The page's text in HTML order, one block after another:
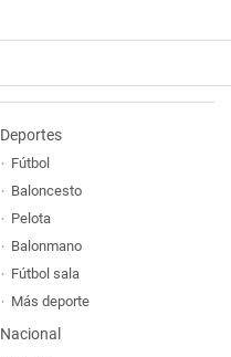
Deportes
Fútbol
Baloncesto
Pelota
Balonmano
Fútbol sala
Más deporte
Nacional